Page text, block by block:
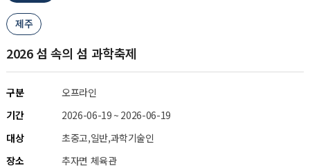
제주
2026 섬 속의 섬 과학축제
구분
오프라인
기간
2026-06-19 ~ 2026-06-19
대상
초중고,일반,과학기술인
장소
추자면 체육관